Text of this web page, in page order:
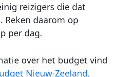
reizigers die dat
Reken daarom op
per dag.
over het budget vind
Nieuw-Zeeland.